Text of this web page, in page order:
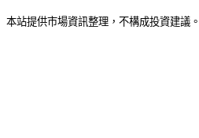
本站提供市場資訊整理，不構成投資建議